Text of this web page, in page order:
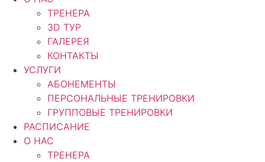
ТРЕНЕРА
3D ТУР
ГАЛЕРЕЯ
КОНТАКТЫ
УСЛУГИ
АБОНЕМЕНТЫ
ПЕРСОНАЛЬНЫЕ ТРЕНИРОВКИ
ГРУППОВЫЕ ТРЕНИРОВКИ
РАСПИСАНИЕ
О НАС
ТРЕНЕРА